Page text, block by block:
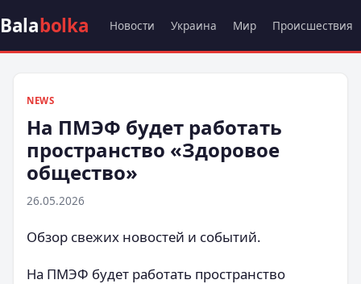
Balabolka Новости Украина Мир Происшествия
NEWS
На ПМЭФ будет работать
пространство «Здоровое
общество»
26.05.2026
Обзор свежих новостей и событий.
На ПМЭФ будет работать пространство